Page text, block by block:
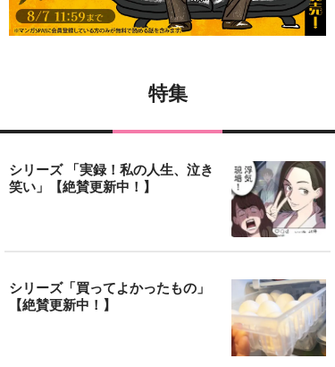
特集
シリーズ 「実録！私の人生、泣き
笑い」【絶賛更新中！】
シリーズ「買ってよかったもの」
【絶賛更新中！】